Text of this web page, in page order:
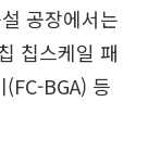
공장에서는
칩스케일 패
BGA) 등